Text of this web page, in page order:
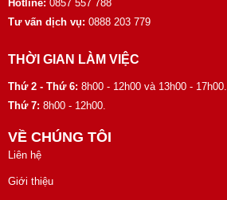
Hotline: 0857 557 788
Tư vấn dịch vụ: 0888 203 779
THỜI GIAN LÀM VIỆC
Thứ 2 - Thứ 6: 8h00 - 12h00 và 13h00 - 17h00.
Thứ 7: 8h00 - 12h00.
VỀ CHÚNG TÔI
Liên hệ
Giới thiệu